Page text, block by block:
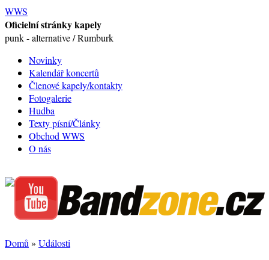
WWS
Oficielní stránky kapely
punk - alternative / Rumburk
Novinky
Kalendář koncertů
Členové kapely/kontakty
Fotogalerie
Hudba
Texty písní/Články
Obchod WWS
O nás
Domů » Události